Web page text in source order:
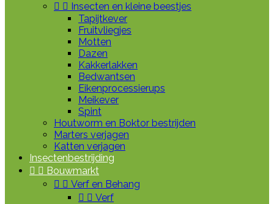
  Insecten en kleine beestjes
Tapijtkever
Fruitvliegjes
Motten
Dazen
Kakkerlakken
Bedwantsen
Eikenprocessierups
Meikever
Spint
Houtworm en Boktor bestrijden
Marters verjagen
Katten verjagen
Insectenbestrijding
  Bouwmarkt
  Verf en Behang
  Verf